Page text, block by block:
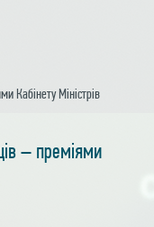
– преміями